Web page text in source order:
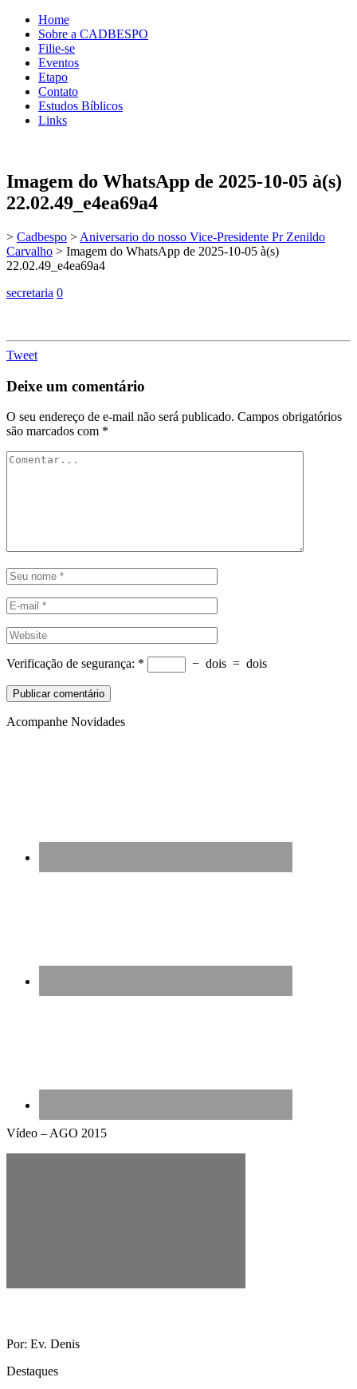
Home
Sobre a CADBESPO
Filie-se
Eventos
Etapo
Contato
Estudos Bíblicos
Links
Imagem do WhatsApp de 2025-10-05 à(s)
22.02.49_e4ea69a4
> Cadbespo > Aniversario do nosso Vice-Presidente Pr Zenildo
Carvalho > Imagem do WhatsApp de 2025-10-05 à(s)
22.02.49_e4ea69a4
secretaria 0
Tweet
Deixe um comentário
O seu endereço de e-mail não será publicado. Campos obrigatórios
são marcados com *
Verificação de segurança: * − dois = dois
Acompanhe Novidades
Vídeo – AGO 2015
Por: Ev. Denis
Destaques